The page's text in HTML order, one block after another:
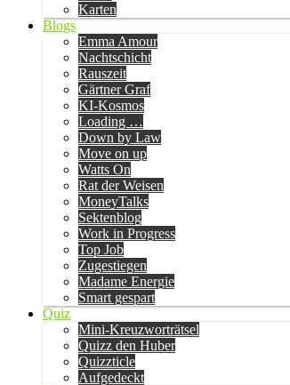
Karten
Blogs
Emma Amour
Nachtschicht
Rauszeit
Gärtner Graf
KI-Kosmos
Loading …
Down by Law
Move on up
Watts On
Rat der Weisen
MoneyTalks
Sektenblog
Work in Progress
Top Job
Zugestiegen
Madame Energie
Smart gespart
Quiz
Mini-Kreuzworträtsel
Quizz den Huber
Quizzticle
Aufgedeckt